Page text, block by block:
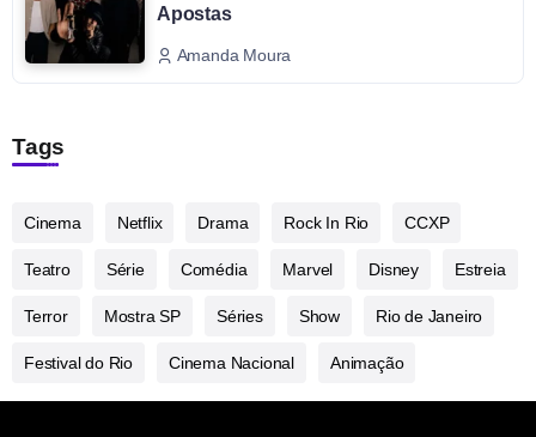
Apostas
Amanda Moura
Tags
Cinema Netflix Drama Rock In Rio CCXP
Teatro Série Comédia Marvel Disney Estreia
Terror Mostra SP Séries Show Rio de Janeiro
Festival do Rio Cinema Nacional Animação